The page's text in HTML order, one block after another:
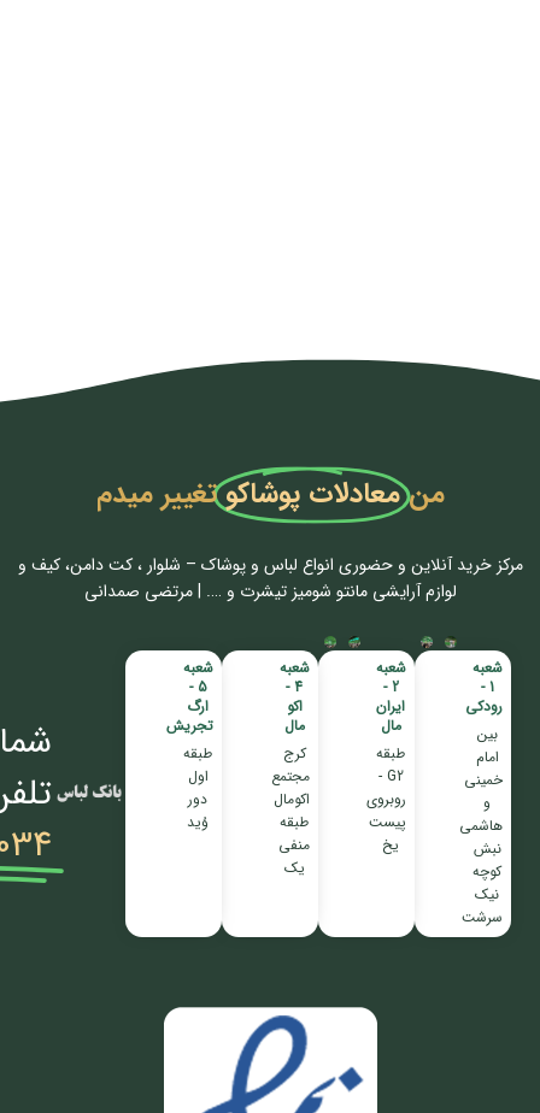
منمعادلات پوشاکوتغییر میدم
مرکز خرید آنلاین و حضوری انواع لباس‌ و پوشاک – شلوار ، کت دامن، کیف و
لوازم آرایشی مانتو شومیز تیشرت و …. | مرتضی صمدانی
شعبه
1 -
رودکی
بین
امام
خمینی
و
هاشمی
نبش
کوچه
نیک
سرشت
شعبه
2 -
ایران
مال
طبقه
G2 -
روبروی
پیست
یخ
شعبه
4 -
اکو
مال
کرج
مجتمع
اکومال
طبقه
منفی
یک
شعبه
5 -
ارگ
تجریش
طبقه
اول
دور
وُید